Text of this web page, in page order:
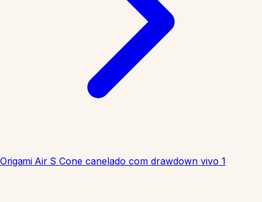
Origami Air S Cone canelado com drawdown vivo 1